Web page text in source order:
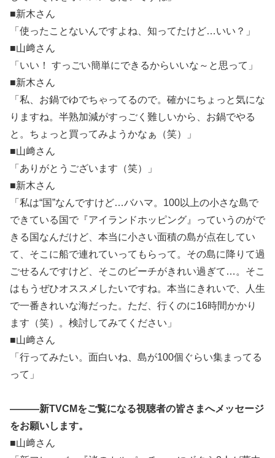
■新木さん
「使ったことないんですよね、知ってたけど…いい？」
■山﨑さん
「いい！ すっごい簡単にできるからいいな～と思って」
■新木さん
「私、お鍋でゆでちゃってるので。確かにちょっと気にな
りますね。半熟加減がすっごく難しいから、お鍋でやる
と。ちょっと買ってみようかなぁ（笑）」
■山﨑さん
「ありがとうございます（笑）」
■新木さん
「私は“国”なんですけど…バハマ。100以上の小さな島で
できている国で『アイランドホッピング』っていうのがで
きる国なんだけど、本当に小さい面積の島が点在してい
て、そこに船で連れていってもらって。その島に降りて過
ごせるんですけど、そこのビーチがきれい過ぎて…。そこ
はもうぜひオススメしたいですね。本当にきれいで、人生
で一番きれいな海だった。ただ、行くのに16時間かかり
ます（笑）。検討してみてください」
■山﨑さん
「行ってみたい。面白いね、島が100個ぐらい集まってる
って」
―――新TVCMをご覧になる視聴者の皆さまへメッセージ
をお願いします。
■山﨑さん